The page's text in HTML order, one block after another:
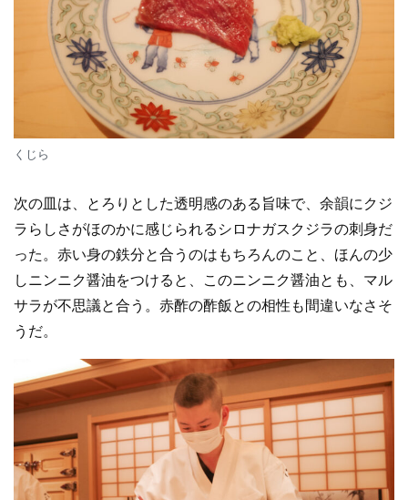
くじら
次の皿は、とろりとした透明感のある旨味で、余韻にクジ
ラらしさがほのかに感じられるシロナガスクジラの刺身だ
った。赤い身の鉄分と合うのはもちろんのこと、ほんの少
しニンニク醤油をつけると、このニンニク醤油とも、マル
サラが不思議と合う。赤酢の酢飯との相性も間違いなさそ
うだ。